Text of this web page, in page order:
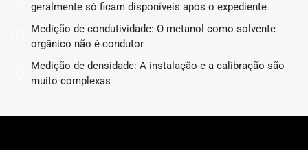
geralmente só ficam disponíveis após o expediente
Medição de condutividade: O metanol como solvente
orgânico não é condutor
Medição de densidade: A instalação e a calibração são
muito complexas